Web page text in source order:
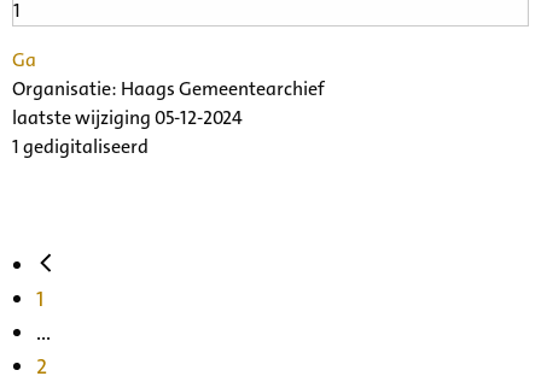
Ga
Organisatie: Haags Gemeentearchief
laatste wijziging 05-12-2024
1 gedigitaliseerd
1
...
2